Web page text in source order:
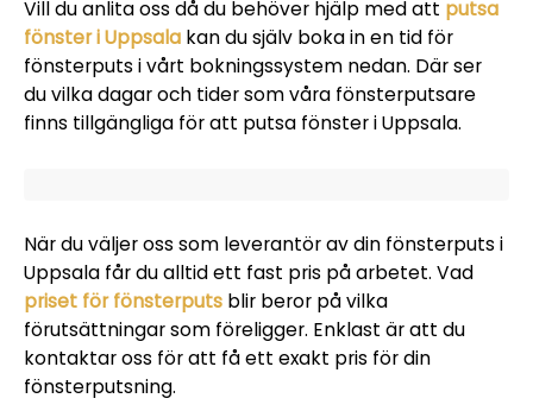
Vill du anlita oss då du behöver hjälp med att putsa
fönster i Uppsala kan du själv boka in en tid för
fönsterputs i vårt bokningssystem nedan. Där ser
du vilka dagar och tider som våra fönsterputsare
finns tillgängliga för att putsa fönster i Uppsala.
När du väljer oss som leverantör av din fönsterputs i
Uppsala får du alltid ett fast pris på arbetet. Vad
priset för fönsterputs blir beror på vilka
förutsättningar som föreligger. Enklast är att du
kontaktar oss för att få ett exakt pris för din
fönsterputsning.